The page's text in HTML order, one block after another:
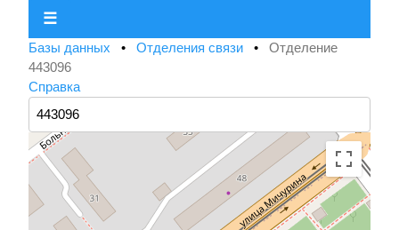
☰
Базы данных • Отделения связи • Отделение
443096
Справка